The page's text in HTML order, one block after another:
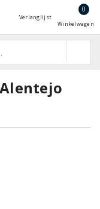
Verlanglijst
0
Winkelwagen